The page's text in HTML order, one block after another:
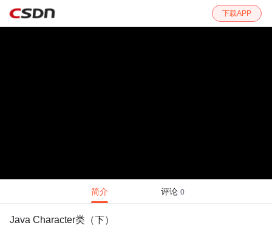
下载APP
简介 评论 0
Java Character类（下）